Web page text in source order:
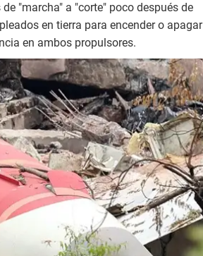
"marcha" a "corte" poco después de
en tierra para encender o apagar
en ambos propulsores.